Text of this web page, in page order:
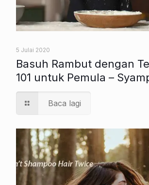
5 Julai 2020
Basuh Rambut dengan
101 untuk Pemula –
Baca lagi